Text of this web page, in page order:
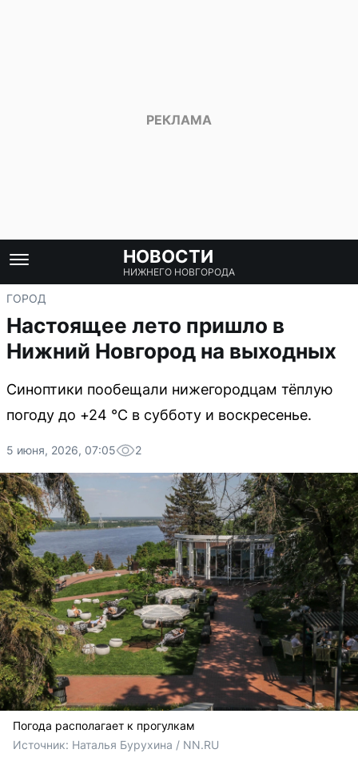
НОВОСТИ
НИЖНЕГО НОВГОРОДА
ГОРОД
Настоящее лето пришло в
Нижний Новгород на выходных
Синоптики пообещали нижегородцам тёплую
погоду до +24 °C в субботу и воскресенье.
5 июня, 2026, 07:05 2
Погода располагает к прогулкам
Источник: Наталья Бурухина / NN.RU